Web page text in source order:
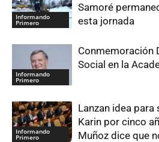
Informando
Primero
Samoré
esta jornada
Informando
Primero
Conmemoración
Social en la
Informando
Primero
Lanzan idea para
Karin por cinco
Muñoz dice que